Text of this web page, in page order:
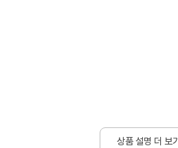
상품 설명 더 보기